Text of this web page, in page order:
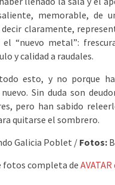
memorable, de
claramente,
“nuevo metal”:
y calidad a raudales.
esto, y no porque
Sin duda son
pero han sabido
quitarse el sombrero.
Galicia Poblet / Fotos:
fotos completa de